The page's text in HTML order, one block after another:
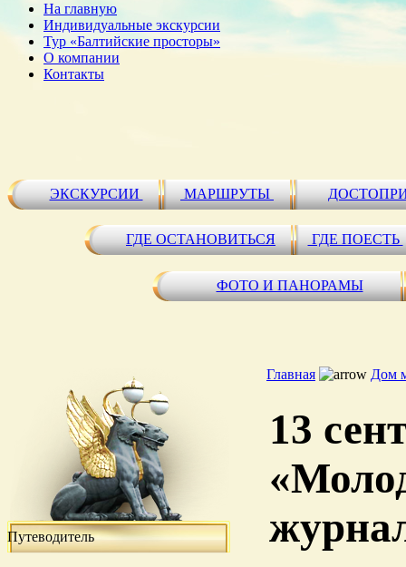
На главную
Индивидуальные экскурсии
Тур «Балтийские просторы»
О компании
Контакты
ЭКСКУРСИИ МАРШРУТЫ
ГДЕ ОСТАНОВИТЬСЯ ГДЕ ПОЕСТЬ
ФОТО И ПАНОРАМЫ
Путеводитель
Главная Дом
13